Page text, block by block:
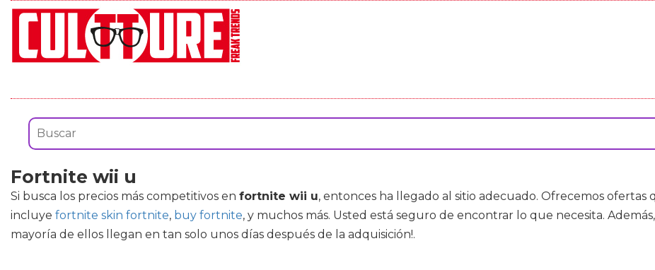
Fortnite wii u
Si busca los precios más competitivos en fortnite wii u, entonces ha llegado al sitio adecuado. Ofrecemos
incluye fortnite skin fortnite, buy fortnite, y muchos más. Usted está seguro de encontrar lo que necesita.
mayoría de ellos llegan en tan solo unos días después de la adquisición!.